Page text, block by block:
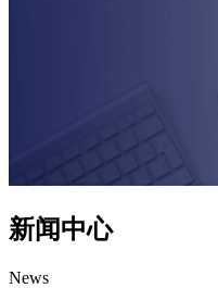
新闻中心
News